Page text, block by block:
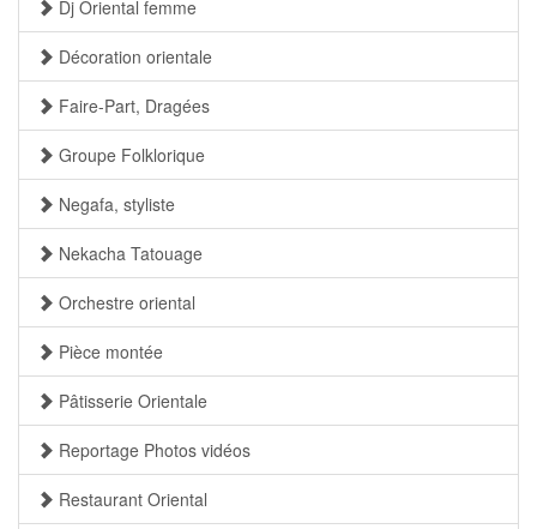
Dj Oriental femme
Décoration orientale
Faire-Part, Dragées
Groupe Folklorique
Negafa, styliste
Nekacha Tatouage
Orchestre oriental
Pièce montée
Pâtisserie Orientale
Reportage Photos vidéos
Restaurant Oriental